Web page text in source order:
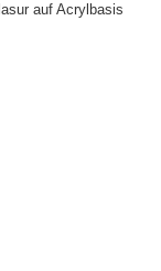
auf Acrylbasis